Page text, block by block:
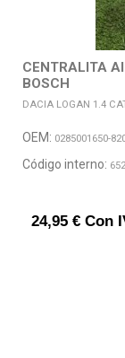
CENTRALITA
BOSCH
DACIA LOGAN 1.4
OEM: 0285001650-
Código interno:
24,95 € Con